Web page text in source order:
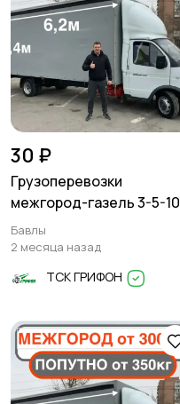
30 ₽
Грузоперевозки
межгород-газель 3-5-10
тонн
Бавлы
2 месяца назад
ТСК ГРИФОН